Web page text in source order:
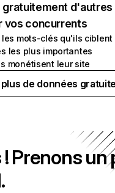
gratuitement d'autres
vos concurrents
les mots-clés qu'ils ciblent
les plus importantes
monétisent leur site
de données
Prenons un